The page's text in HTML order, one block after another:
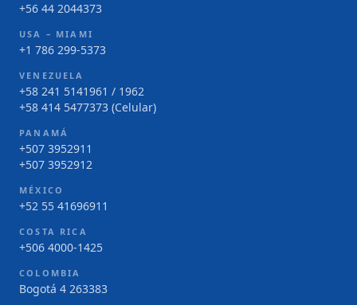
+56 44 2044373
USA – MIAMI
+1 786 299-5373
VENEZUELA
+58 241 5141961 / 1962
+58 414 5477373 (Celular)
PANAMÁ
+507 3952911
+507 3952912
MÉXICO
+52 55 41696911
COSTA RICA
+506 4000-1425
COLOMBIA
Bogotá 4 263383